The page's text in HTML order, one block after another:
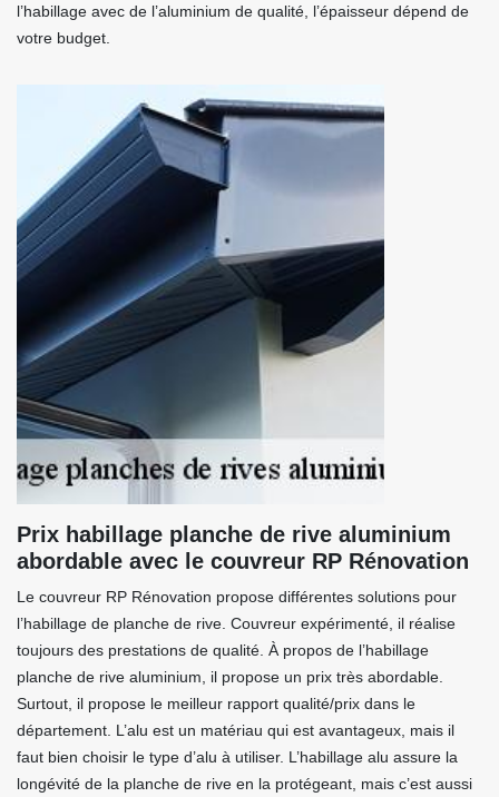
l’habillage avec de l’aluminium de qualité, l’épaisseur dépend de
votre budget.
Prix habillage planche de rive aluminium
abordable avec le couvreur RP Rénovation
Le couvreur RP Rénovation propose différentes solutions pour
l’habillage de planche de rive. Couvreur expérimenté, il réalise
toujours des prestations de qualité. À propos de l’habillage
planche de rive aluminium, il propose un prix très abordable.
Surtout, il propose le meilleur rapport qualité/prix dans le
département. L’alu est un matériau qui est avantageux, mais il
faut bien choisir le type d’alu à utiliser. L’habillage alu assure la
longévité de la planche de rive en la protégeant, mais c’est aussi